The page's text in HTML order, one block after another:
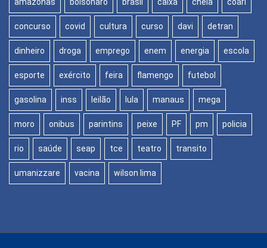
concurso covid cultura curso davi detran
dinheiro droga emprego enem energia escola
esporte exército feira flamengo futebol
gasolina inss leilão lula manaus mega
moro onibus parintins peixe PF pm policia
rio saúde seap tce teatro transito
umanizzare vacina wilson lima